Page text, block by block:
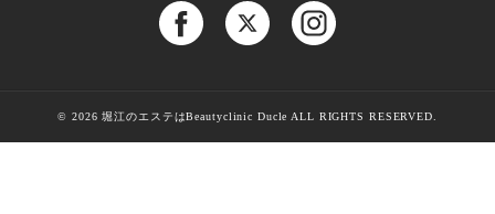
© 2026 堀江のエステはBeautyclinic Ducle ALL RIGHTS RESERVED.